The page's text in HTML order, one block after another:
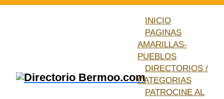
INICIO
PAGINAS
AMARILLAS-
PUEBLOS
DIRECTORIOS /
CATEGORIAS
PATROCINE AL